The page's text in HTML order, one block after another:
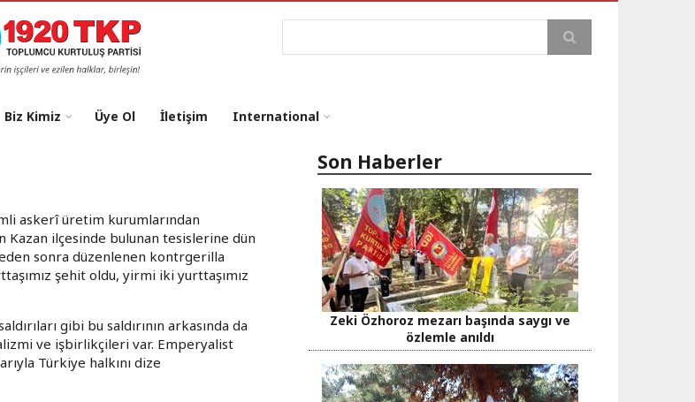
Ara
Biz Kimiz Üye Ol İletişim International
askerî üretim kurumlarından
Kazan ilçesinde bulunan tesislerine dün
sonra düzenlenen kontrgerilla
şehit oldu, yirmi iki yurttaşımız
gibi bu saldırının arkasında da
ve işbirlikçileri var. Emperyalist
Türkiye halkını dize
Son Haberler
Zeki Özhoroz mezarı başında saygı ve
özlemle anıldı